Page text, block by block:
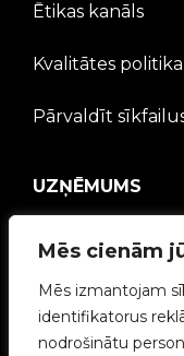
Mēs cienām
Mēs izmantojam
identifikatorus
nodrošinātu
Ētikas kanāls
Kvalitātes politika
Pārvaldīt
UZŅĒMUMS
V2C kopiena
Strādā ar mums
e-Chargers